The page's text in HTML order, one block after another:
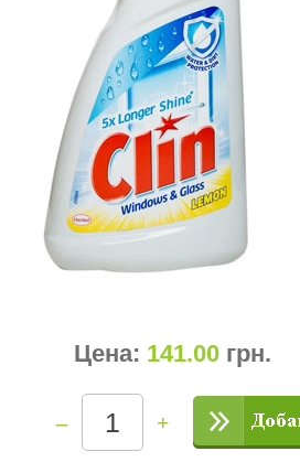
Цена: 141.00 грн.
– +